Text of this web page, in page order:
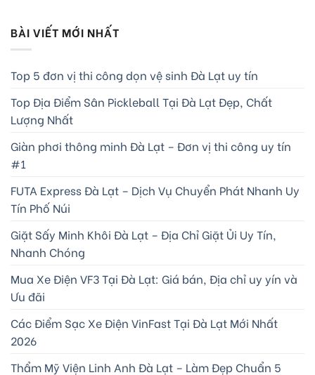
BÀI VIẾT MỚI NHẤT
Top 5 đơn vị thi công dọn vệ sinh Đà Lạt uy tín
Top Địa Điểm Sân Pickleball Tại Đà Lạt Đẹp, Chất
Lượng Nhất
Giàn phơi thông minh Đà Lạt – Đơn vị thi công uy tín
#1
FUTA Express Đà Lạt – Dịch Vụ Chuyển Phát Nhanh Uy
Tín Phố Núi
Giặt Sấy Minh Khôi Đà Lạt – Địa Chỉ Giặt Ủi Uy Tín,
Nhanh Chóng
Mua Xe Điện VF3 Tại Đà Lạt: Giá bán, Địa chỉ uy yín và
Ưu đãi
Các Điểm Sạc Xe Điện VinFast Tại Đà Lạt Mới Nhất
2026
Thẩm Mỹ Viện Linh Anh Đà Lạt – Làm Đẹp Chuẩn 5